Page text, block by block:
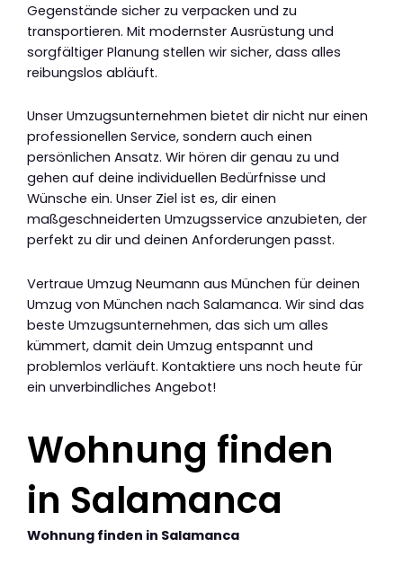
Gegenstände sicher zu verpacken und zu
transportieren. Mit modernster Ausrüstung und
sorgfältiger Planung stellen wir sicher, dass alles
reibungslos abläuft.
Unser Umzugsunternehmen bietet dir nicht nur einen
professionellen Service, sondern auch einen
persönlichen Ansatz. Wir hören dir genau zu und
gehen auf deine individuellen Bedürfnisse und
Wünsche ein. Unser Ziel ist es, dir einen
maßgeschneiderten Umzugsservice anzubieten, der
perfekt zu dir und deinen Anforderungen passt.
Vertraue Umzug Neumann aus München für deinen
Umzug von München nach Salamanca. Wir sind das
beste Umzugsunternehmen, das sich um alles
kümmert, damit dein Umzug entspannt und
problemlos verläuft. Kontaktiere uns noch heute für
ein unverbindliches Angebot!
Wohnung finden
in Salamanca
Wohnung finden in Salamanca